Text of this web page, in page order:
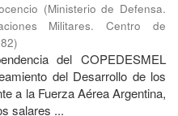
(Ministerio de Defensa.
Militares. Centro de
)
del COPEDESMEL
del Desarrollo de los
a la Fuerza Aérea Argentina,
salares ...